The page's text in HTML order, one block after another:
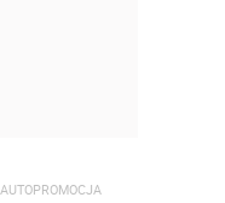
AUTOPROMOCJA